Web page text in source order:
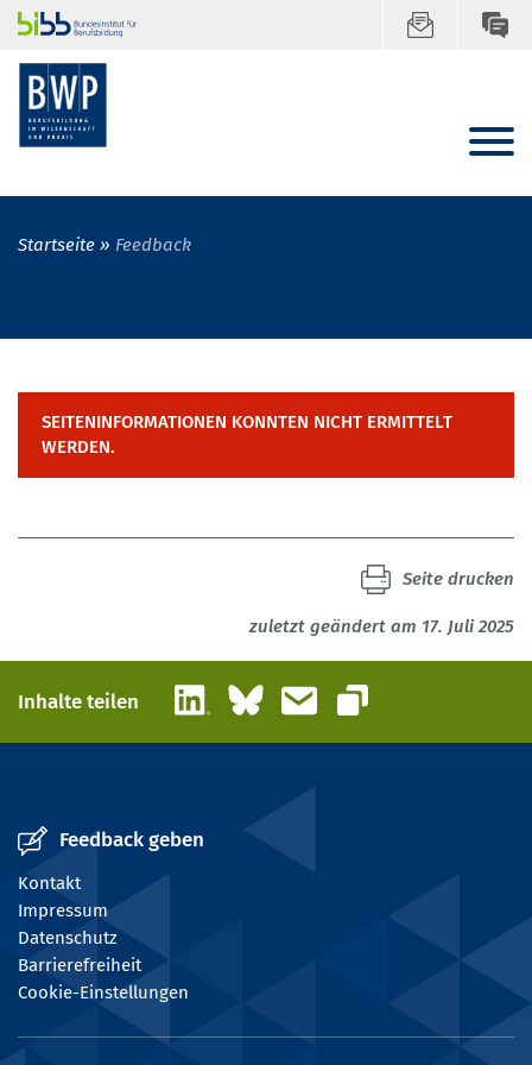
Startseite Feedback
SEITENINFORMATIONEN KONNTEN NICHT ERMITTELT
WERDEN.
zuletzt geändert am 17. Juli 2025
Seite drucken
Inhalte teilen LinkedInBlueskyE-Mail
Link kopieren
Feedback geben
Kontakt
Impressum
Datenschutz
Barrierefreiheit
Cookie-Einstellungen